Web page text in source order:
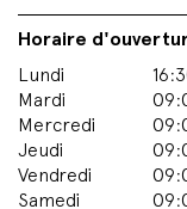
Horaire
Lundi
Mardi
Mercredi
Jeudi
Vendredi
Samedi